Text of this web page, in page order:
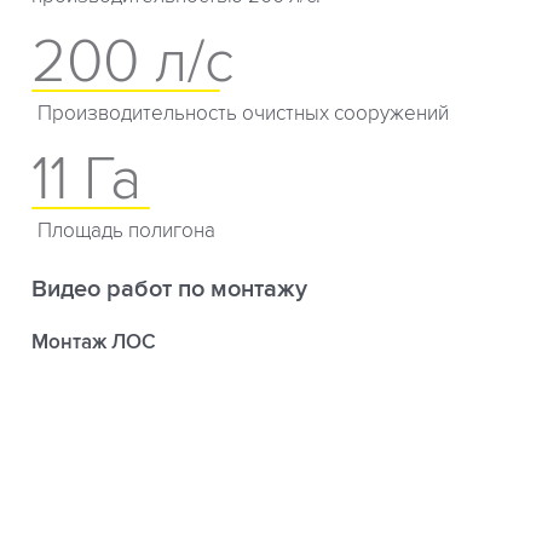
200 л/с
Производительность очистных сооружений
11 Га
Площадь полигона
Видео работ по монтажу
Монтаж ЛОС